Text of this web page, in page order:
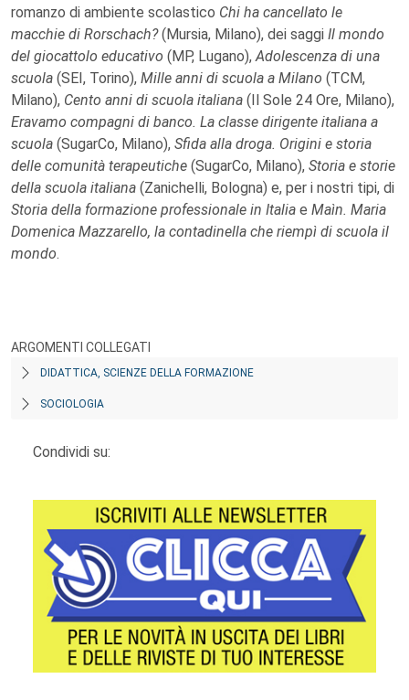
romanzo di ambiente scolastico Chi ha cancellato le
macchie di Rorschach?(Mursia, Milano), dei saggi Il mondo
del giocattolo educativo (MP, Lugano),Adolescenza di una
scuola (SEI, Torino), Mille anni di scuola a Milano (TCM,
Milano), Cento anni di scuola italiana (Il Sole 24 Ore, Milano),
Eravamo compagni di banco. La classe dirigente italiana a
scuola (SugarCo, Milano), Sfida alla droga. Origini e storia
delle comunità terapeutiche (SugarCo, Milano), Storia e storie
della scuola italiana (Zanichelli, Bologna) e, per i nostri tipi, di
Storia della formazione professionale in Italia e Maìn. Maria
Domenica Mazzarello, la contadinella che riempì di scuola il
mondo.
ARGOMENTI COLLEGATI
DIDATTICA, SCIENZE DELLA FORMAZIONE
SOCIOLOGIA
Condividi su: